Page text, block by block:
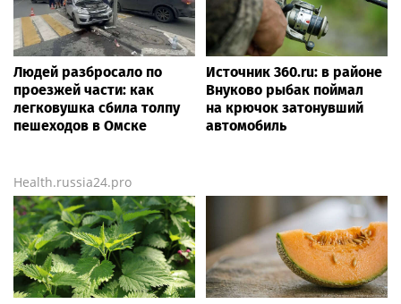
Людей разбросало по
проезжей части: как
легковушка сбила толпу
пешеходов в Омске
Источник 360.ru: в районе
Внуково рыбак поймал
на крючок затонувший
автомобиль
Health.russia24.pro